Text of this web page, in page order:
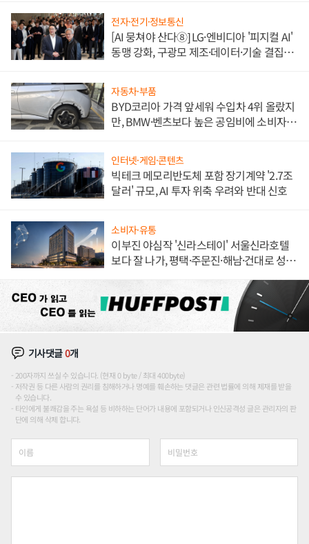
전자·전기·정보통신
[AI 뭉쳐야 산다⑧] LG·엔비디아 '피지컬 AI'
동맹 강화, 구광모 제조·데이터·기술 결집
자동차·부품
BYD코리아 가격 앞세워 수입차 4위 올랐지
만, BMW·벤츠보다 높은 공임비에 소비자
인터넷·게임·콘텐츠
빅테크 메모리반도체 포함 장기계약 '2.7조
달러' 규모, AI 투자 위축 우려와 반대 신호
소비자·유통
이부진 야심작 '신라스테이' 서울신라호텔
보다 잘 나가, 평택·주문진·해남·건대로 성
기사댓글0개
200자까지 쓰실 수 있습니다. (현재 0 byte / 최대 400byte)
저작권 등 다른 사람의 권리를 침해하거나 명예를 훼손하는 댓글은 관련 법률에 의해 제재를 받을
수 있습니다.
타인에게 불쾌감을 주는 욕설 등 비하하는 단어가 내용에 포함되거나 인신공격성 글은 관리자의 판
단에 의해 삭제 합니다.